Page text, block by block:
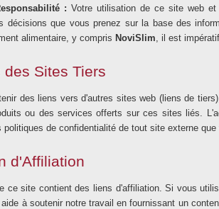
: Votre utilisation de ce site web
décisions que vous prenez sur la base des
alimentaire, y compris NoviSlim, il est
des Sites Tiers
des liens vers d'autres sites web (liens de
ou des services offerts sur ces sites liés.
politiques de confidentialité de tout site externe
d'Affiliation
ce site contient des liens d'affiliation. Si vous
à soutenir notre travail en fournissant un